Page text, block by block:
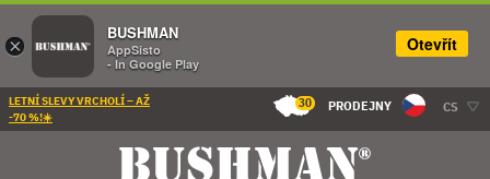
LETNÍ SLEVY VRCHOLÍ – AŽ
-70 %!☀️
30 PRODEJNY CS
×
BUSHMAN
AppSisto
- In Google Play
Otevřít